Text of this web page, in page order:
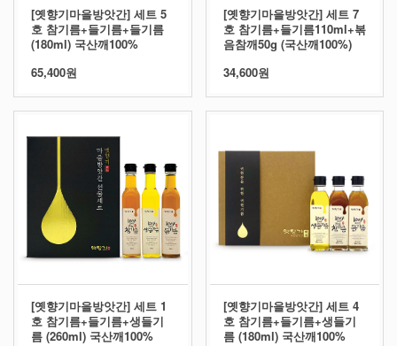
[옛향기마을방앗간] 세트 5
호 참기름+들기름+들기름
(180ml) 국산깨100%
65,400원
[옛향기마을방앗간] 세트 7
호 참기름+들기름110ml+볶
음참깨50g (국산깨100%)
34,600원
[옛향기마을방앗간] 세트 1
호 참기름+들기름+생들기
름 (260ml) 국산깨100%
[옛향기마을방앗간] 세트 4
호 참기름+들기름+생들기
름 (180ml) 국산깨100%